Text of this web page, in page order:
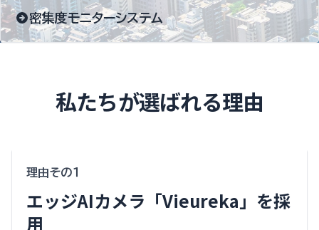
密集度モニターシステム
私たちが選ばれる理由
理由その１
エッジAIカメラ「Vieureka」を採
用